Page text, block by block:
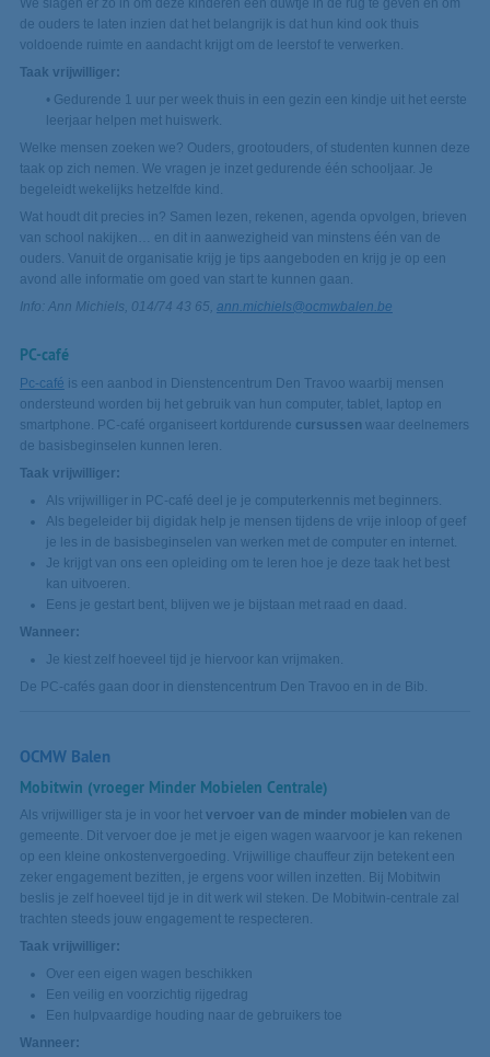
de ouders te laten inzien dat het belangrijk is dat hun kind ook thuis
voldoende ruimte en aandacht krijgt om de leerstof te verwerken.
Taak vrijwilliger:
• Gedurende 1 uur per week thuis in een gezin een kindje uit het eerste
leerjaar helpen met huiswerk.
Welke mensen zoeken we? Ouders, grootouders, of studenten kunnen deze
taak op zich nemen. We vragen je inzet gedurende één schooljaar. Je
begeleidt wekelijks hetzelfde kind.
Wat houdt dit precies in? Samen lezen, rekenen, agenda opvolgen, brieven
van school nakijken… en dit in aanwezigheid van minstens één van de
ouders. Vanuit de organisatie krijg je tips aangeboden en krijg je op een
avond alle informatie om goed van start te kunnen gaan.
Info: Ann Michiels, 014/74 43 65, ann.michiels@ocmwbalen.be
PC-café
Pc-café is een aanbod in Dienstencentrum Den Travoo waarbij mensen
ondersteund worden bij het gebruik van hun computer, tablet, laptop en
smartphone. PC-café organiseert kortdurende cursussen waar deelnemers
de basisbeginselen kunnen leren.
Taak vrijwilliger:
Als vrijwilliger in PC-café deel je je computerkennis met beginners.
Als begeleider bij digidak help je mensen tijdens de vrije inloop of geef
je les in de basisbeginselen van werken met de computer en internet.
Je krijgt van ons een opleiding om te leren hoe je deze taak het best
kan uitvoeren.
Eens je gestart bent, blijven we je bijstaan met raad en daad.
Wanneer:
Je kiest zelf hoeveel tijd je hiervoor kan vrijmaken.
De PC-cafés gaan door in dienstencentrum Den Travoo en in de Bib.
OCMW Balen
Mobitwin (vroeger Minder Mobielen Centrale)
Als vrijwilliger sta je in voor het vervoer van de minder mobielen van de
gemeente. Dit vervoer doe je met je eigen wagen waarvoor je kan rekenen
op een kleine onkostenvergoeding. Vrijwillige chauffeur zijn betekent een
zeker engagement bezitten, je ergens voor willen inzetten. Bij Mobitwin
beslis je zelf hoeveel tijd je in dit werk wil steken. De Mobitwin-centrale zal
trachten steeds jouw engagement te respecteren.
Taak vrijwilliger:
Over een eigen wagen beschikken
Een veilig en voorzichtig rijgedrag
Een hulpvaardige houding naar de gebruikers toe
Wanneer: